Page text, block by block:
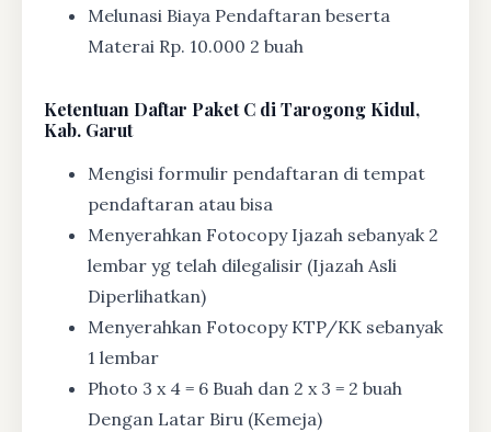
Melunasi Biaya Pendaftaran beserta
Materai Rp. 10.000 2 buah
Ketentuan Daftar Paket C di Tarogong Kidul,
Kab. Garut
Mengisi formulir pendaftaran di tempat
pendaftaran atau bisa
Menyerahkan Fotocopy Ijazah sebanyak 2
lembar yg telah dilegalisir (Ijazah Asli
Diperlihatkan)
Menyerahkan Fotocopy KTP/KK sebanyak
1 lembar
Photo 3 x 4 = 6 Buah dan 2 x 3 = 2 buah
Dengan Latar Biru (Kemeja)